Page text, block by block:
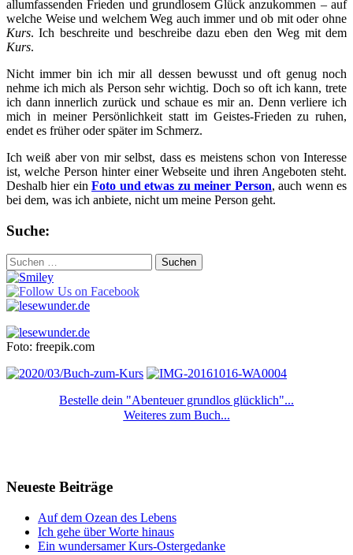
allumfassenden Frieden und grundlosem Glück anzukommen – auf
welche Weise und welchem Weg auch immer und ob mit oder ohne
Kurs. Ich beschreite und beschreibe dazu eben den Weg mit dem
Kurs.
Nicht immer bin ich mir all dessen bewusst und oft genug noch
nehme ich mich als Person sehr wichtig. Doch so oft ich kann, trete
ich dann innerlich zurück und schaue es mir an. Denn verliere ich
mich in meiner Persönlichkeit statt im Geistes-Frieden zu ruhen,
endet es früher oder später im Schmerz.
Ich weiß aber von mir selbst, dass es meistens schon von Interesse
ist, welche Person hinter einer Webseite und ihren Angeboten steht.
Deshalb hier einFoto und etwas zu meiner Person, auch wenn es
bei dem, was ich anbiete, nicht um meine Person geht.
Suche:
Suchen
nach:
Foto: freepik.com
Bestelle dein "Abenteuer grundlos glücklich"...
Weiteres zum Buch...
Neueste Beiträge
Auf dem Ozean des Lebens
Ich gehe über Worte hinaus
Ein wundersamer Kurs-Ostergedanke